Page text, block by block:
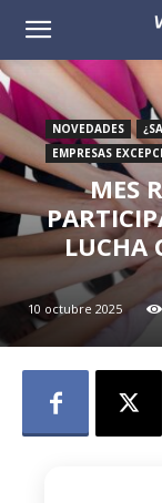
Voz
de
Empresas
NOVEDADES
EMPRESAS
MES
LUCHA
10 octubre 2025